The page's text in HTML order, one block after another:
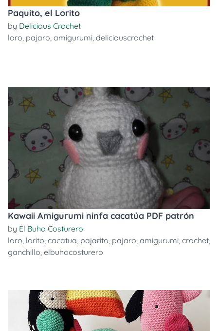
Paquito, el Lorito
by Delicious Crochet
loro, pajaro, amigurumi, deliciouscrochet
Kawaii Amigurumi ninfa cacatúa PDF patrón
by El Buho Costurero
loro, lorito, cacatua, pajarito, pajaro, amigurumi, crochet,
ganchillo, elbuhocosturero